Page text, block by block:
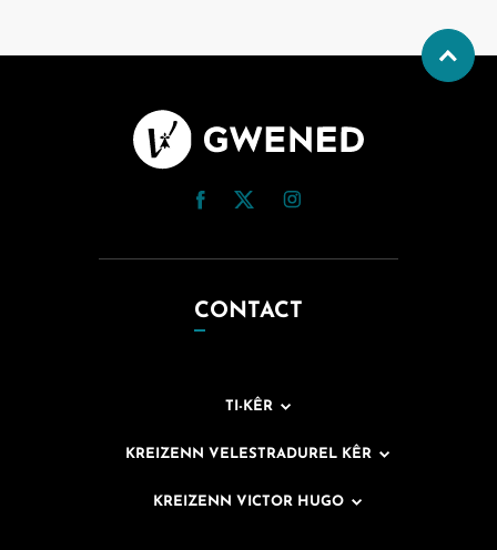
CONTACT
TI-KÊR
KREIZENN VELESTRADUREL KÊR
KREIZENN VICTOR HUGO